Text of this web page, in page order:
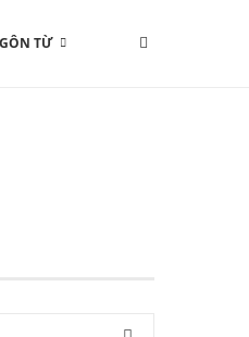
TỪ